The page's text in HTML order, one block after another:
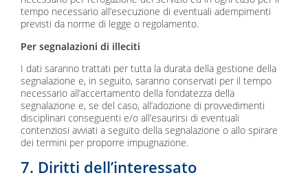
tempo necessario all’esecuzione di eventuali adempimenti
previsti da norme di legge o regolamento.
Per segnalazioni di illeciti
I dati saranno trattati per tutta la durata della gestione della
segnalazione e, in seguito, saranno conservati per il tempo
necessario all’accertamento della fondatezza della
segnalazione e, se del caso, all’adozione di provvedimenti
disciplinari conseguenti e/o all’esaurirsi di eventuali
contenziosi avviati a seguito della segnalazione o allo spirare
dei termini per proporre impugnazione.
7. Diritti dell’interessato